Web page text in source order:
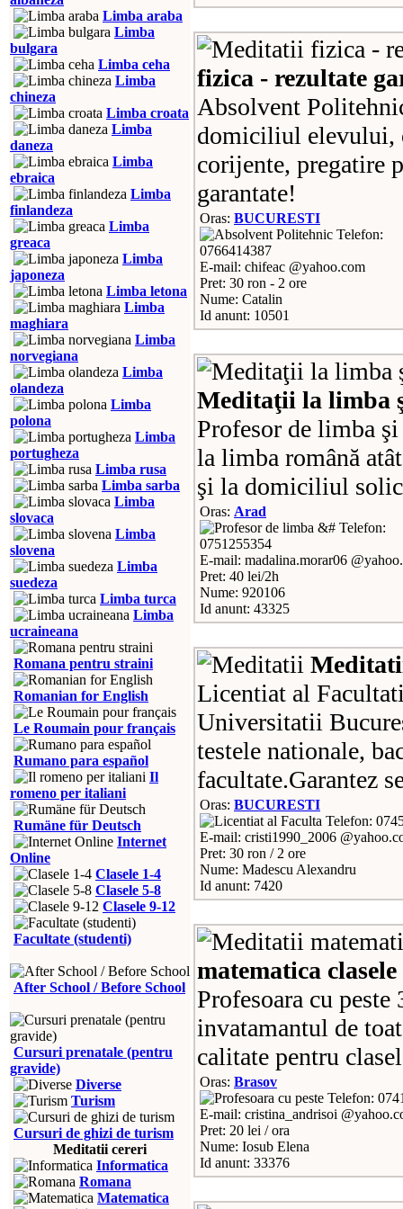
Limba araba
Limba
bulgara
Limba ceha
Limba
chineza
Limba croata
Limba
daneza
Limba
ebraica
Limba
finlandeza
Limba
greaca
Limba
japoneza
Limba letona
Limba
maghiara
Limba
norvegiana
Limba
olandeza
Limba
polona
Limba
portugheza
Limba rusa
Limba sarba
Limba
slovaca
Limba
slovena
Limba
suedeza
Limba turca
Limba
ucraineana
Romana pentru straini
Romanian for English
Le Roumain pour français
Rumano para español
Il
romeno per italiani
Rumäne für Deutsch
Internet
Online
Clasele 1-4
Clasele 5-8
Clasele 9-12
Facultate (studenti)
After School / Before School
Cursuri prenatale (pentru
gravide)
Diverse
Turism
Cursuri de ghizi de turism
Meditatii cereri
Informatica
Romana
Matematica
fizica - rezultate
Absolvent
domiciliul elevului,
corijente, pregatire
garantate!
Oras: BUCURESTI
Telefon:
0766414387
E-mail: chifeac @yahoo.com
Pret: 30 ron - 2 ore
Nume: Catalin
Id anunt: 10501
Meditaţii la limba
Profesor de limba
la limba română
şi la domiciliul
Oras: Arad
Telefon:
0751255354
E-mail: madalina.morar06
Pret: 40 lei/2h
Nume: 920106
Id anunt: 43325
Licentiat al
Universitatii
testele nationale,
facultate.Garantez
Oras: BUCURESTI
Telefon:
E-mail: cristi1990_2006
Pret: 30 ron / 2 ore
Nume: Madescu Alexandru
Id anunt: 7420
matematica clasele
Profesoara cu
invatamantul de
calitate pentru
Oras: Brasov
Telefon:
E-mail: cristina_andrisoi
Pret: 20 lei / ora
Nume: Iosub Elena
Id anunt: 33376